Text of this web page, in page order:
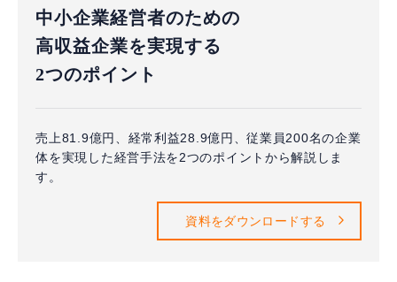
中小企業経営者のための
高収益企業を実現する
2つのポイント
売上81.9億円、経常利益28.9億円、従業員200名の企業
体を実現した経営手法を2つのポイントから解説しま
す。
資料をダウンロードする